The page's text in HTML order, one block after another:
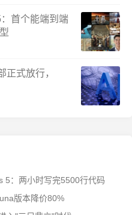
首个能端到端
正式放行，
5：两小时写完5500行代码
版本降价80%